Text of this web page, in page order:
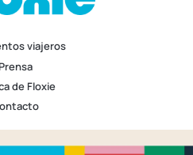
viajeros
Prensa
de Floxie